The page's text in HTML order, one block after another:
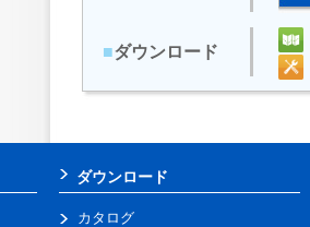
■ダウンロード
ダウンロード
カタログ